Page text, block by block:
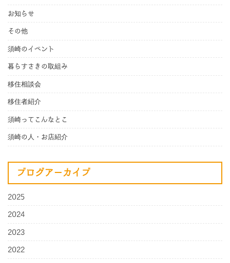
お知らせ
その他
須崎のイベント
暮らすさきの取組み
移住相談会
移住者紹介
須崎ってこんなとこ
須崎の人・お店紹介
ブログアーカイブ
2025
2024
2023
2022